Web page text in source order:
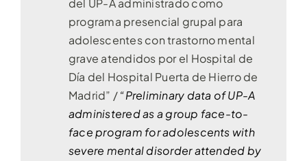
del UP-A administrado como
programa presencial grupal para
adolescentes con trastorno mental
grave atendidos por el Hospital de
Día del Hospital Puerta de Hierro de
Madrid” /“Preliminary data of UP-A
administered as a group face-to-
face program for adolescents with
severe mental disorder attended by